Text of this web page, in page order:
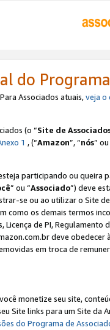
do
Associados atuais,veja o
(o “Site de
1 , (“Amazon”, “nós”
participando ou queira
” ou “Associado”) deve
se ou ao utilizar o Site
como os demais termos
de PI,
deve
em troca de
monetize seu site,
Site links para um Site da
do Programa de